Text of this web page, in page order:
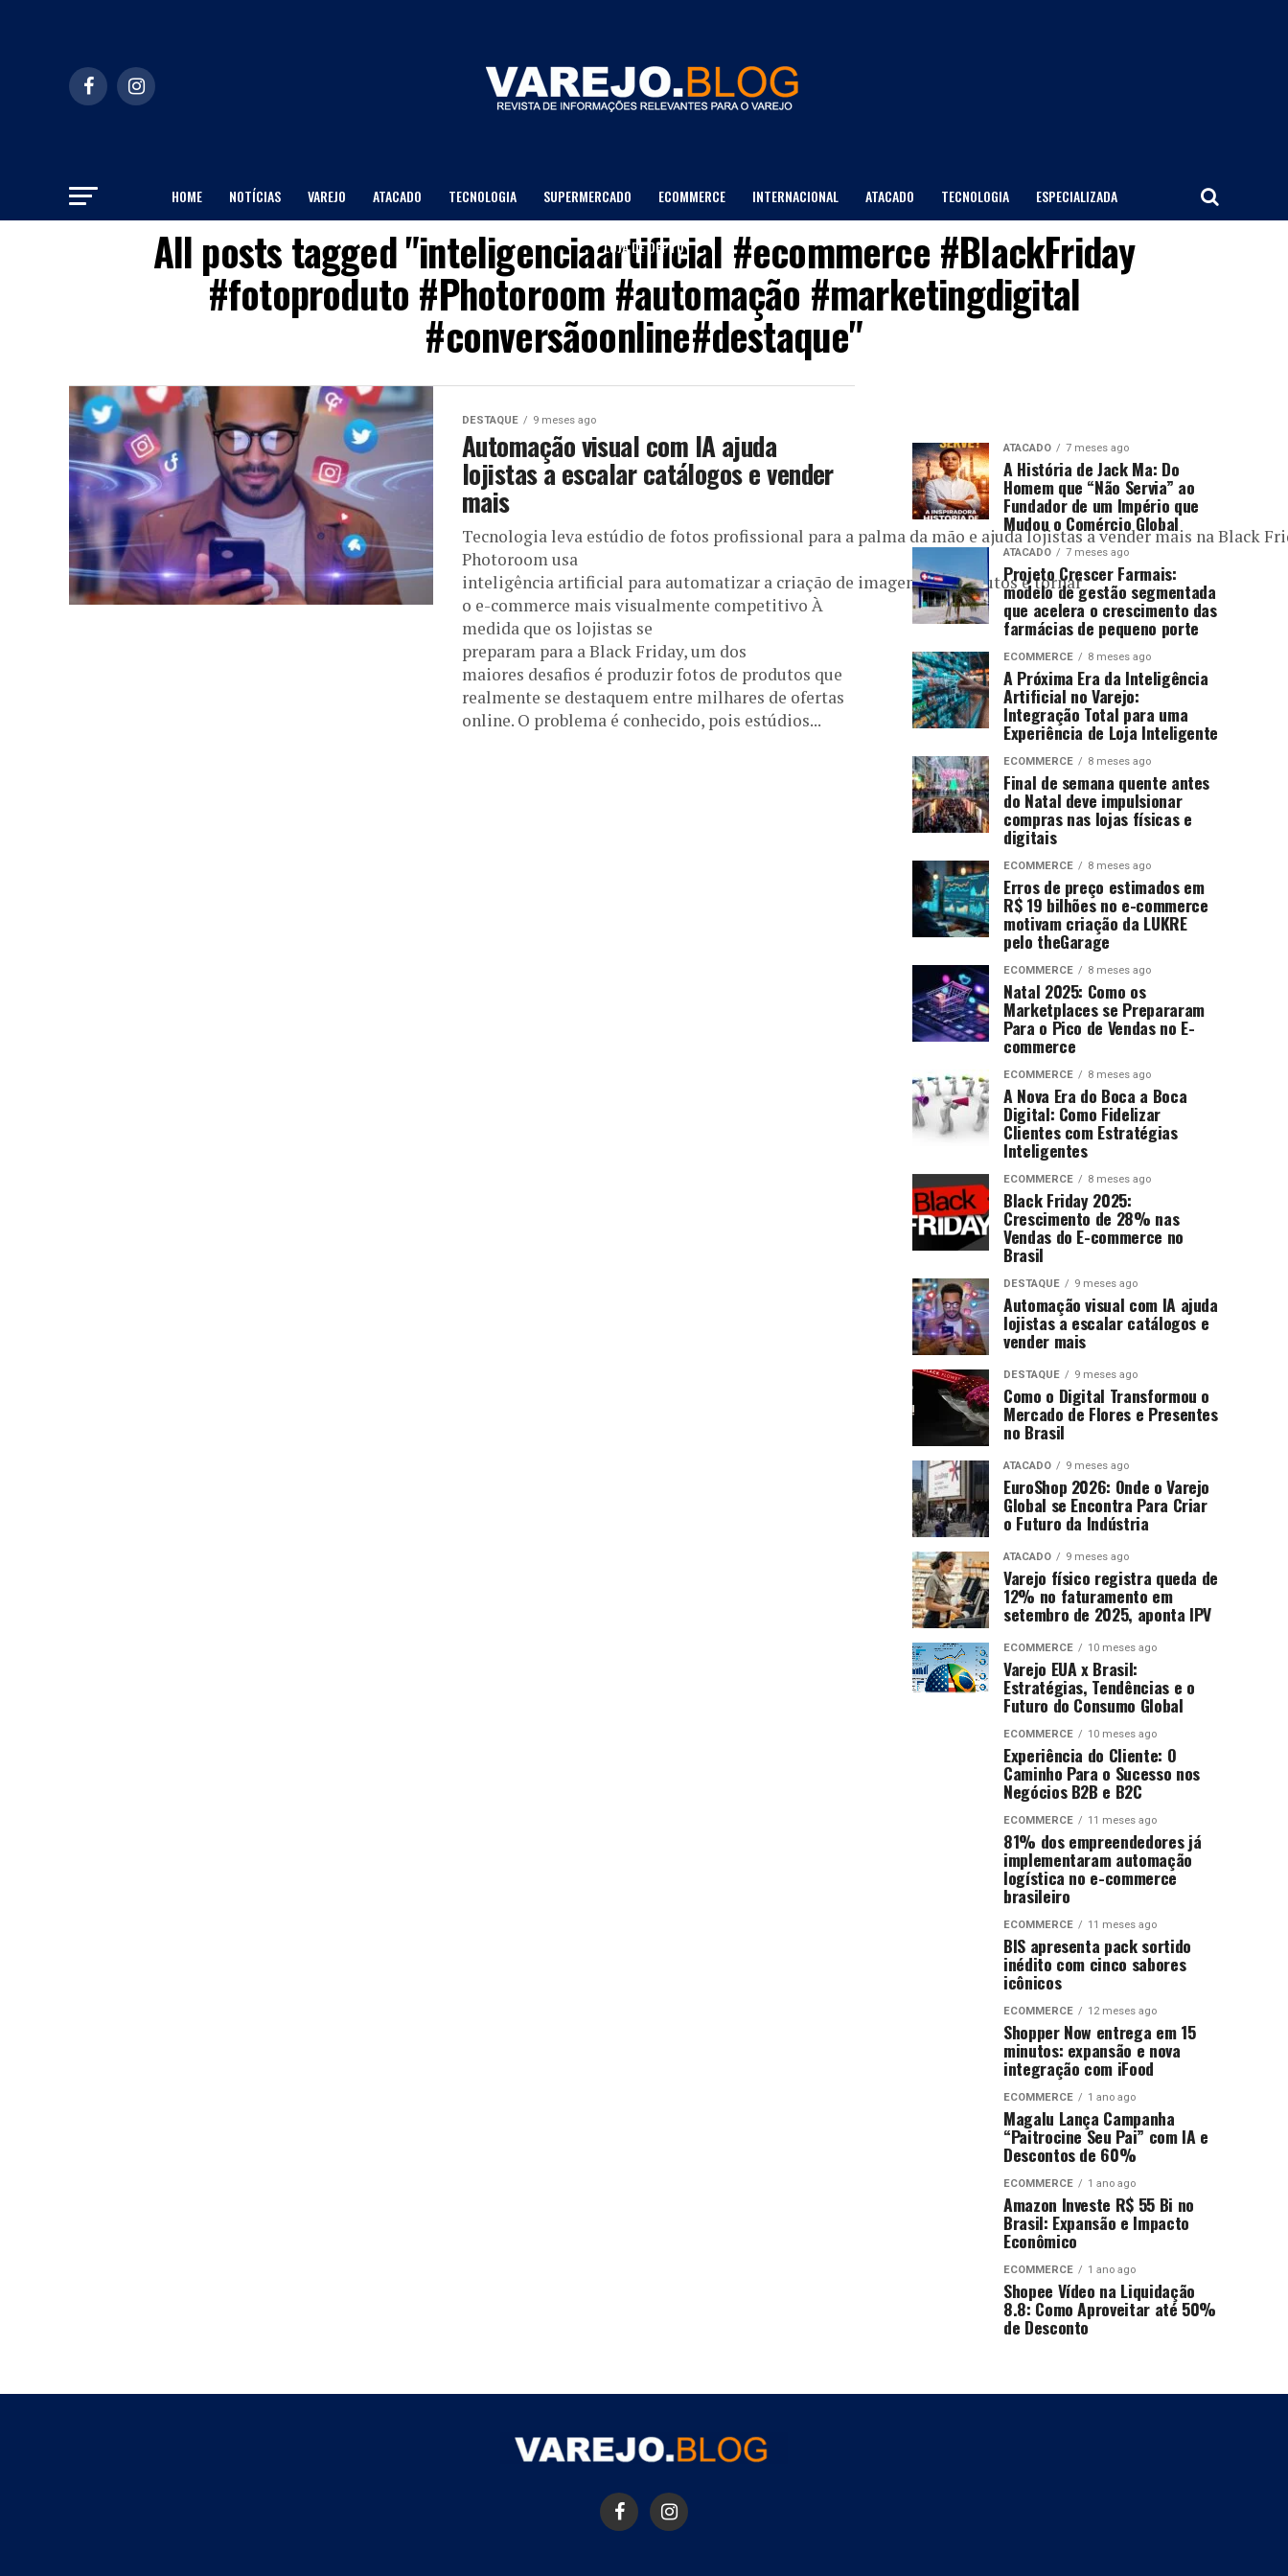
HOME NOTÍCIAS VAREJO ATACADO TECNOLOGIA SUPERMERCADO ECOMMERCE INTERNACIONAL ATACADO TECNOLOGIA ESPECIALIZADA
LOJA DE DEPTO
All posts tagged "inteligenciaartificial #ecommerce #BlackFriday
#fotoproduto #Photoroom #automação #marketingdigital
#conversãoonline#destaque"
DESTAQUE 9 meses ago
Automação visual com IA ajuda
lojistas a escalar catálogos e vender
mais
Tecnologia leva estúdio de fotos profissional para a palma da mão e ajuda lojistas a vender mais na Black
Photoroom usa
inteligência artificial para automatizar a criação de imagens de produtos e tornar
o e-commerce mais visualmente competitivo À
medida que os lojistas se
preparam para a Black Friday, um dos
maiores desafios é produzir fotos de produtos que
realmente se destaquem entre milhares de ofertas
online. O problema é conhecido, pois estúdios...
ATACADO 7 meses ago
A História de Jack Ma: Do
Homem que “Não Servia” ao
Fundador de um Império que
Mudou o Comércio Global
ATACADO 7 meses ago
Projeto Crescer Farmais:
modelo de gestão segmentada
que acelera o crescimento das
farmácias de pequeno porte
ECOMMERCE 8 meses ago
A Próxima Era da Inteligência
Artificial no Varejo:
Integração Total para uma
Experiência de Loja Inteligente
ECOMMERCE 8 meses ago
Final de semana quente antes
do Natal deve impulsionar
compras nas lojas físicas e
digitais
ECOMMERCE 8 meses ago
Erros de preço estimados em
R$ 19 bilhões no e-commerce
motivam criação da LUKRE
pelo theGarage
ECOMMERCE 8 meses ago
Natal 2025: Como os
Marketplaces se Prepararam
Para o Pico de Vendas no E-
commerce
ECOMMERCE 8 meses ago
A Nova Era do Boca a Boca
Digital: Como Fidelizar
Clientes com Estratégias
Inteligentes
ECOMMERCE 8 meses ago
Black Friday 2025:
Crescimento de 28% nas
Vendas do E-commerce no
Brasil
DESTAQUE 9 meses ago
Automação visual com IA ajuda
lojistas a escalar catálogos e
vender mais
DESTAQUE 9 meses ago
Como o Digital Transformou o
Mercado de Flores e Presentes
no Brasil
ATACADO 9 meses ago
EuroShop 2026: Onde o Varejo
Global se Encontra Para Criar
o Futuro da Indústria
ATACADO 9 meses ago
Varejo físico registra queda de
12% no faturamento em
setembro de 2025, aponta IPV
ECOMMERCE 10 meses ago
Varejo EUA x Brasil:
Estratégias, Tendências e o
Futuro do Consumo Global
ECOMMERCE 10 meses ago
Experiência do Cliente: O
Caminho Para o Sucesso nos
Negócios B2B e B2C
ECOMMERCE 11 meses ago
81% dos empreendedores já
implementaram automação
logística no e-commerce
brasileiro
ECOMMERCE 11 meses ago
BIS apresenta pack sortido
inédito com cinco sabores
icônicos
ECOMMERCE 12 meses ago
Shopper Now entrega em 15
minutos: expansão e nova
integração com iFood
ECOMMERCE 1 ano ago
Magalu Lança Campanha
“Paitrocine Seu Pai” com IA e
Descontos de 60%
ECOMMERCE 1 ano ago
Amazon Investe R$ 55 Bi no
Brasil: Expansão e Impacto
Econômico
ECOMMERCE 1 ano ago
Shopee Vídeo na Liquidação
8.8: Como Aproveitar até 50%
de Desconto